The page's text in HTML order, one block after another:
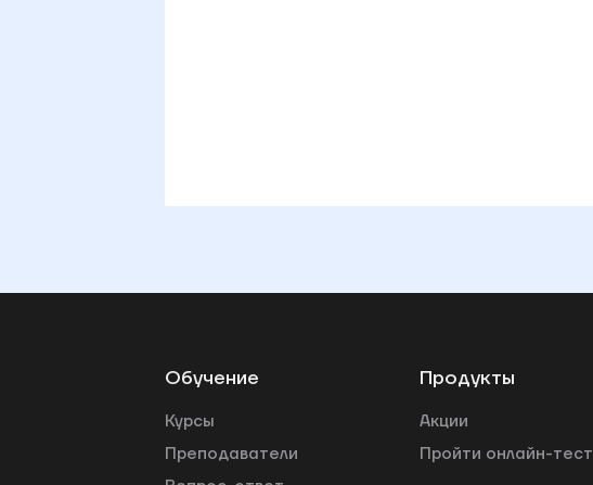
Обучение
Курсы
Преподаватели
Продукты
Акции
Пройти онлайн-тест